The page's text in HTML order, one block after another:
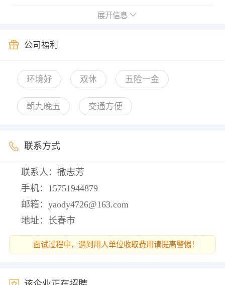
展开信息
公司福利
环境好 双休 五险一金
朝九晚五 交通方便
联系方式
联系人：撒志芳
手机： 15751944879
邮箱： yaody4726@163.com
地址：长春市
面试过程中，遇到用人单位收取费用请提高警惕！